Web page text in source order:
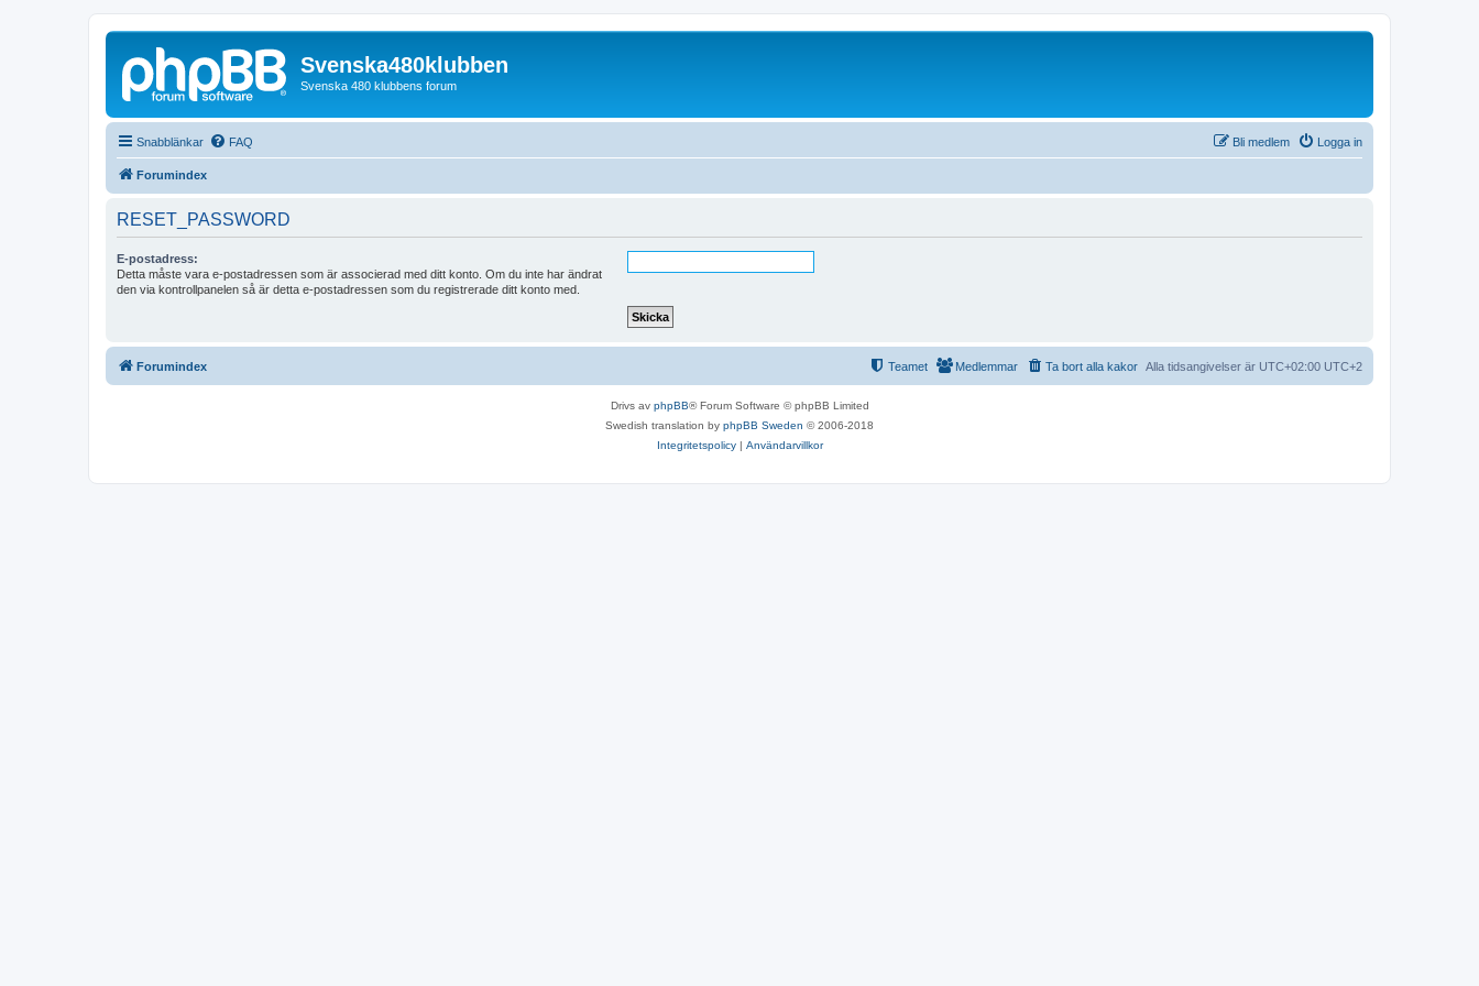
Svenska480klubben
Svenska 480 klubbens forum
Snabblänkar FAQ Logga in
Bli medlem
Forumindex
RESET_PASSWORD
E-postadress:
Detta måste vara e-postadressen som är associerad med ditt konto. Om du inte har ändrat
den via kontrollpanelen så är detta e-postadressen som du registrerade ditt konto med.
Forumindex Alla tidsangivelser är UTC+02:00 UTC+2
Ta bort alla kakor
Medlemmar
Teamet
Drivs av phpBB® Forum Software © phpBB Limited
Swedish translation by phpBB Sweden © 2006-2018
Integritetspolicy| Användarvillkor